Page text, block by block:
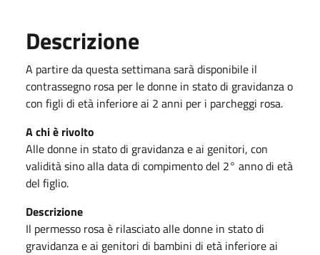
Descrizione
A partire da questa settimana sarà disponibile il
contrassegno rosa per le donne in stato di gravidanza o
con figli di età inferiore ai 2 anni per i parcheggi rosa.
A chi è rivolto
Alle donne in stato di gravidanza e ai genitori, con
validità sino alla data di compimento del 2° anno di età
del figlio.
Descrizione
Il permesso rosa è rilasciato alle donne in stato di
gravidanza e ai genitori di bambini di età inferiore ai